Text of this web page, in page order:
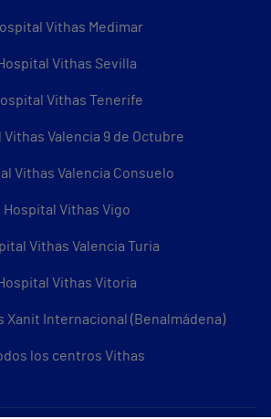
Vithas Medimar
Vithas Sevilla
Vithas Tenerife
Vithas Valencia 9 de Octubre
Vithas Valencia Consuelo
Hospital Vithas Vigo
Vithas Valencia Turia
Vithas Vitoria
Xanit Internacional (Benalmádena)
los centros Vithas